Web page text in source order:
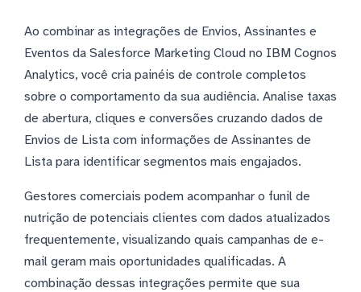
Ao combinar as integrações de Envios, Assinantes e
Eventos da Salesforce Marketing Cloud no IBM Cognos
Analytics, você cria painéis de controle completos
sobre o comportamento da sua audiência. Analise taxas
de abertura, cliques e conversões cruzando dados de
Envios de Lista com informações de Assinantes de
Lista para identificar segmentos mais engajados.
Gestores comerciais podem acompanhar o funil de
nutrição de potenciais clientes com dados atualizados
frequentemente, visualizando quais campanhas de e-
mail geram mais oportunidades qualificadas. A
combinação dessas integrações permite que sua